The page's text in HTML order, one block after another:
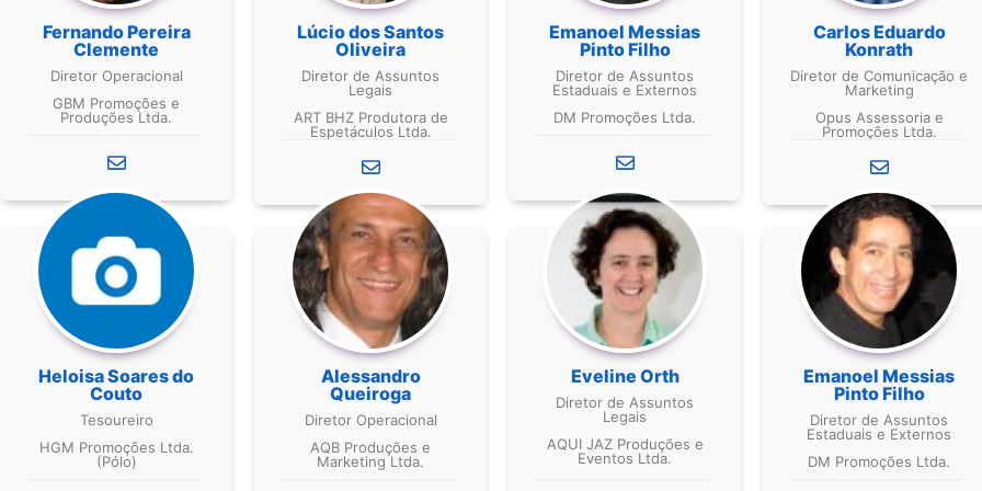
Fernando Pereira
Clemente
Diretor Operacional
GBM Promoções e
Produções Ltda.
Lúcio dos Santos
Oliveira
Diretor de Assuntos
Legais
ART BHZ Produtora de
Espetáculos Ltda.
Emanoel Messias
Pinto Filho
Diretor de Assuntos
Estaduais e Externos
DM Promoções Ltda.
Carlos Eduardo
Konrath
Diretor de Comunicação e
Marketing
Opus Assessoria e
Promoções Ltda.
Heloisa Soares do
Couto
Tesoureiro
HGM Promoções Ltda.
(Pólo)
Alessandro
Queiroga
Diretor Operacional
AQB Produções e
Marketing Ltda.
Eveline Orth
Diretor de Assuntos
Legais
AQUI JAZ Produções e
Eventos Ltda.
Emanoel Messias
Pinto Filho
Diretor de Assuntos
Estaduais e Externos
DM Promoções Ltda.